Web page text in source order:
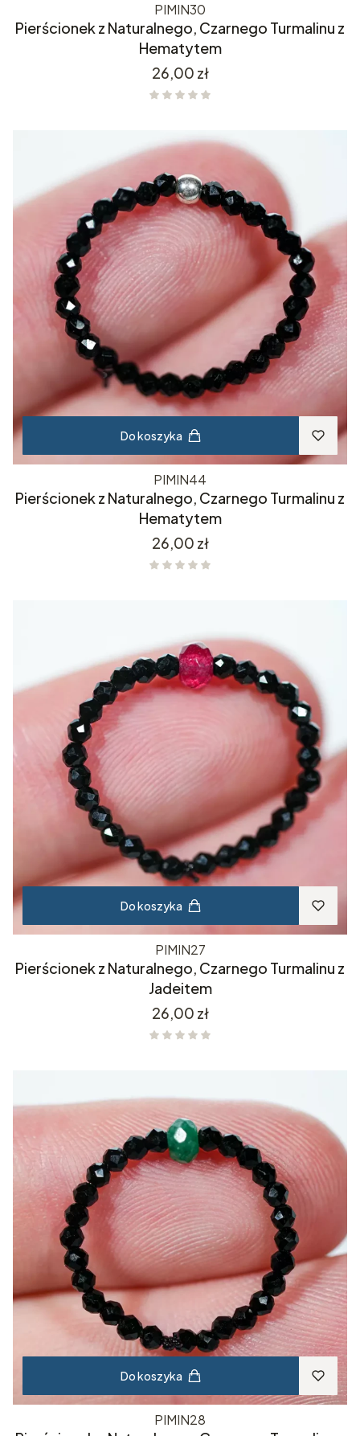
PIMIN30
Pierścionek z Naturalnego, Czarnego Turmalinu z
Hematytem
Cena
26,00 zł
Do koszyka
PIMIN44
Pierścionek z Naturalnego, Czarnego Turmalinu z
Hematytem
Cena
26,00 zł
Do koszyka
PIMIN27
Pierścionek z Naturalnego, Czarnego Turmalinu z
Jadeitem
Cena
26,00 zł
Do koszyka
PIMIN28